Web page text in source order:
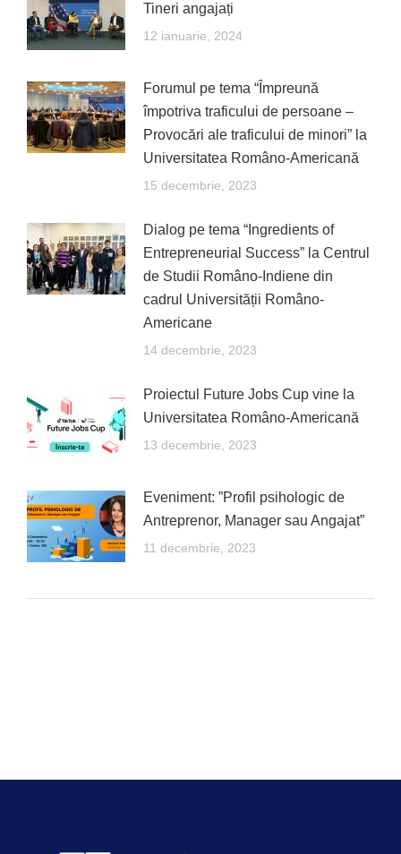
Tineri angajați
12 ianuarie, 2024
Forumul pe tema “Împreună
împotriva traficului de persoane –
Provocări ale traficului de minori” la
Universitatea Româno-Americană
15 decembrie, 2023
Dialog pe tema “Ingredients of
Entrepreneurial Success” la Centrul
de Studii Româno-Indiene din
cadrul Universității Româno-
Americane
14 decembrie, 2023
Proiectul Future Jobs Cup vine la
Universitatea Româno-Americană
13 decembrie, 2023
Eveniment: ”Profil psihologic de
Antreprenor, Manager sau Angajat”
11 decembrie, 2023